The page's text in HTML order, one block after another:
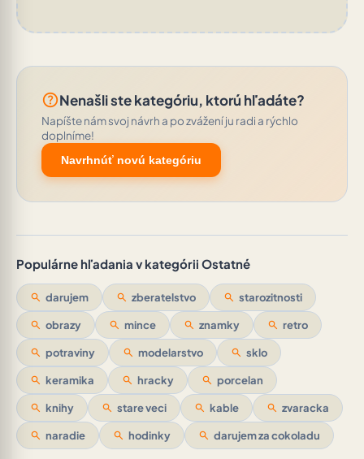
help_outlineNenašli ste kategóriu, ktorú hľadáte?
Napíšte nám svoj návrh a po zvážení ju radi a rýchlo
doplníme!
Navrhnúť novú kategóriu
Populárne hľadania v kategórii Ostatné
search darujem search zberatelstvo search starozitnosti
search obrazy search mince search znamky search retro
search potraviny search modelarstvo search sklo
search keramika search hracky search porcelan
search knihy search stare veci search kable search zvaracka
search naradie search hodinky search darujem za cokoladu